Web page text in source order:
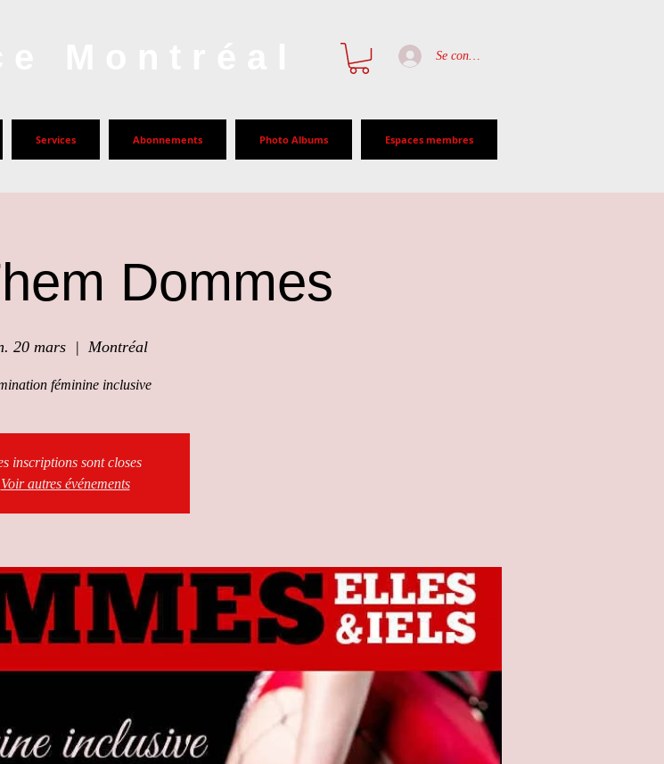
Se connecter
Services Abonnements Photo Albums Espaces membres
Dommes
20 mars
  |
Montréal
féminine inclusive
inscriptions sont closes
Voir autres événements